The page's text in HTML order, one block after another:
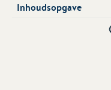
Inhoudsopgave